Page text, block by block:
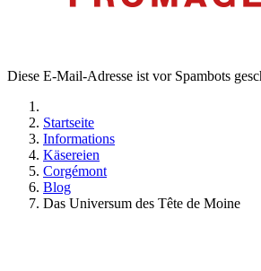
Diese E-Mail-Adresse ist vor Spambots
Startseite
Informations
Käsereien
Corgémont
Blog
Das Universum des Tête de Moine